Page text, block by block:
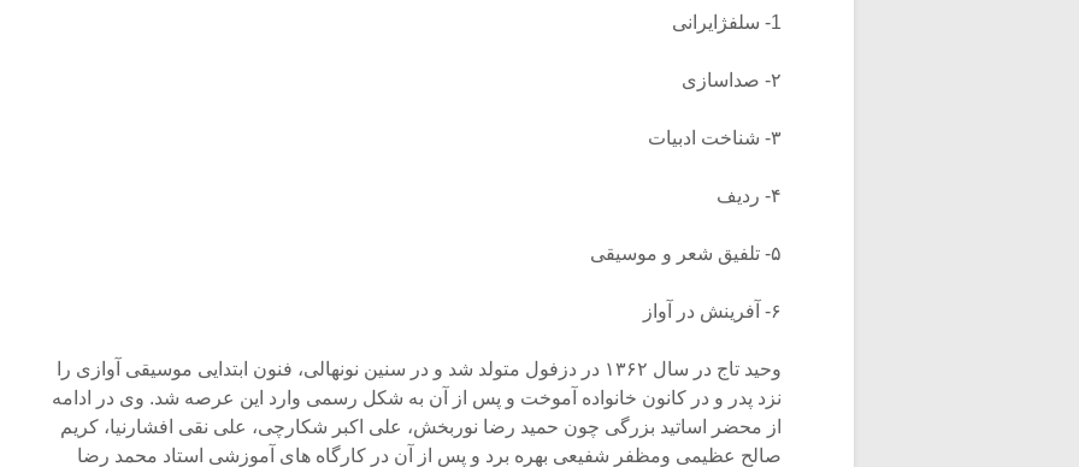
1- سلفژایرانی
۲- صداسازی
۳- شناخت ادبیات
۴- ردیف
۵- تلفیق شعر و موسیقی
۶- آفرینش در آواز
وحید تاج در سال ۱۳۶۲ در دزفول متولد شد و در سنین نونهالی، فنون ابتدایی موسیقی آوازی را
نزد پدر و در کانون خانواده آموخت و پس از آن به شکل رسمی وارد این عرصه شد. وی در ادامه
از محضر اساتید بزرگی چون حمید رضا نوربخش، علی اکبر شکارچی، علی نقی افشارنیا، کریم
صالح عظیمی ومظفر شفیعی بهره برد و پس از آن در کارگاه های آموزشی استاد محمد رضا